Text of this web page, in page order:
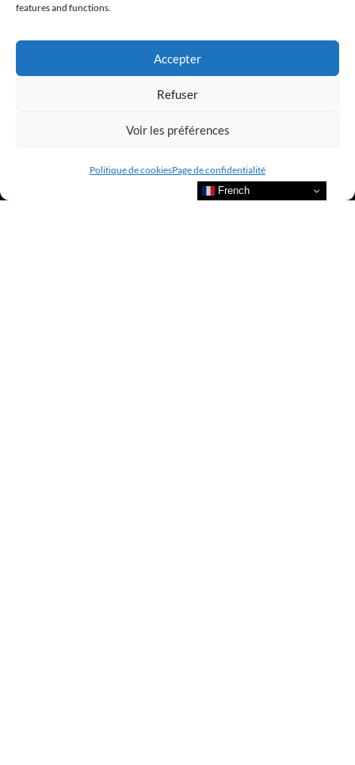
features and functions.
Accepter
Refuser
Voir les préférences
Politique de cookiesPage de confidentialité
LUXURY SELECTIONS BY CLUB AMILCAR
French